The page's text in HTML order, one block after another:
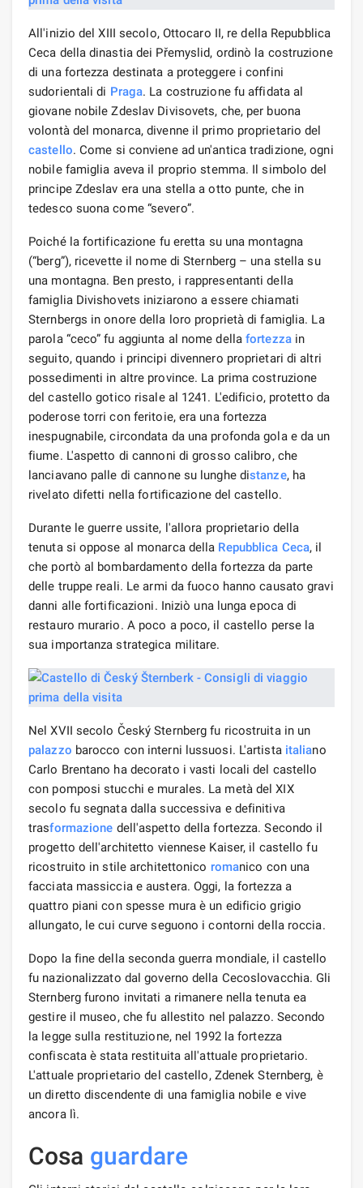
All'inizio del XIII secolo, Ottocaro II, re della Repubblica
Ceca della dinastia dei Přemyslid, ordinò la costruzione
di una fortezza destinata a proteggere i confini
sudorientali di Praga. La costruzione fu affidata al
giovane nobile Zdeslav Divisovets, che, per buona
volontà del monarca, divenne il primo proprietario del
castello. Come si conviene ad un'antica tradizione, ogni
nobile famiglia aveva il proprio stemma. Il simbolo del
principe Zdeslav era una stella a otto punte, che in
tedesco suona come “severo”.
Poiché la fortificazione fu eretta su una montagna
(“berg”), ricevette il nome di Sternberg – una stella su
una montagna. Ben presto, i rappresentanti della
famiglia Divishovets iniziarono a essere chiamati
Sternbergs in onore della loro proprietà di famiglia. La
parola “ceco” fu aggiunta al nome dellafortezzain
seguito, quando i principi divennero proprietari di altri
possedimenti in altre province. La prima costruzione
del castello gotico risale al 1241. L'edificio, protetto da
poderose torri con feritoie, era una fortezza
inespugnabile, circondata da una profonda gola e da un
fiume. L'aspetto di cannoni di grosso calibro, che
lanciavano palle di cannone su lunghe distanze, ha
rivelato difetti nella fortificazione del castello.
Durante le guerre ussite, l'allora proprietario della
tenuta si oppose al monarca della Repubblica Ceca, il
che portò al bombardamento della fortezza da parte
delle truppe reali. Le armi da fuoco hanno causato gravi
danni alle fortificazioni. Iniziò una lunga epoca di
restauro murario. A poco a poco, il castello perse la
sua importanza strategica militare.
Nel XVII secolo Český Sternberg fu ricostruita in un
palazzo barocco con interni lussuosi. L'artista italiano
Carlo Brentano ha decorato i vasti locali del castello
con pomposi stucchi e murales. La metà del XIX
secolo fu segnata dalla successiva e definitiva
trasformazione dell'aspetto della fortezza. Secondo il
progetto dell'architetto viennese Kaiser, il castello fu
ricostruito in stile architettonico romanico con una
facciata massiccia e austera. Oggi, la fortezza a
quattro piani con spesse mura è un edificio grigio
allungato, le cui curve seguono i contorni della roccia.
Dopo la fine della seconda guerra mondiale, il castello
fu nazionalizzato dal governo della Cecoslovacchia. Gli
Sternberg furono invitati a rimanere nella tenuta ea
gestire il museo, che fu allestito nel palazzo. Secondo
la legge sulla restituzione, nel 1992 la fortezza
confiscata è stata restituita all'attuale proprietario.
L'attuale proprietario del castello, Zdenek Sternberg, è
un diretto discendente di una famiglia nobile e vive
ancora lì.
Cosa guardare